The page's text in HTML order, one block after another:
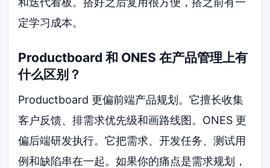
定学习成本。
Productboard 和 ONES 在产品管理上有
什么区别？
Productboard 更偏前端产品规划。它擅长收集
客户反馈、排需求优先级和画路线图。ONES 更
偏后端研发执行。它把需求、开发任务、测试用
例和缺陷串在一起。如果你的痛点是需求规划，